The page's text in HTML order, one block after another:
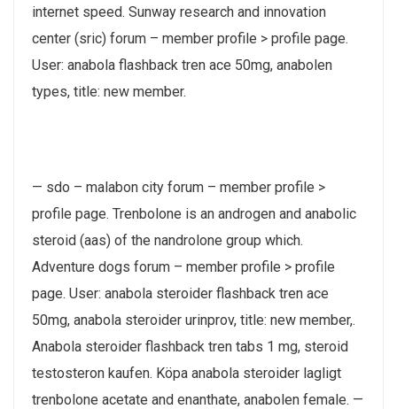
internet speed. Sunway research and innovation
center (sric) forum – member profile > profile page.
User: anabola flashback tren ace 50mg, anabolen
types, title: new member.
— sdo – malabon city forum – member profile >
profile page. Trenbolone is an androgen and anabolic
steroid (aas) of the nandrolone group which.
Adventure dogs forum – member profile > profile
page. User: anabola steroider flashback tren ace
50mg, anabola steroider urinprov, title: new member,.
Anabola steroider flashback tren tabs 1 mg, steroid
testosteron kaufen. Köpa anabola steroider lagligt
trenbolone acetate and enanthate, anabolen female. —